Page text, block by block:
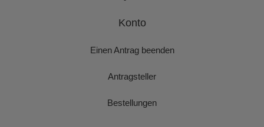
Konto
Einen Antrag beenden
Antragsteller
Bestellungen